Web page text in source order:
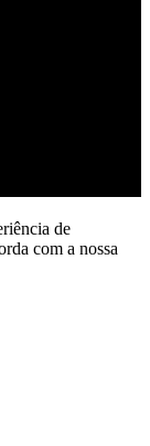
de
com a nossa